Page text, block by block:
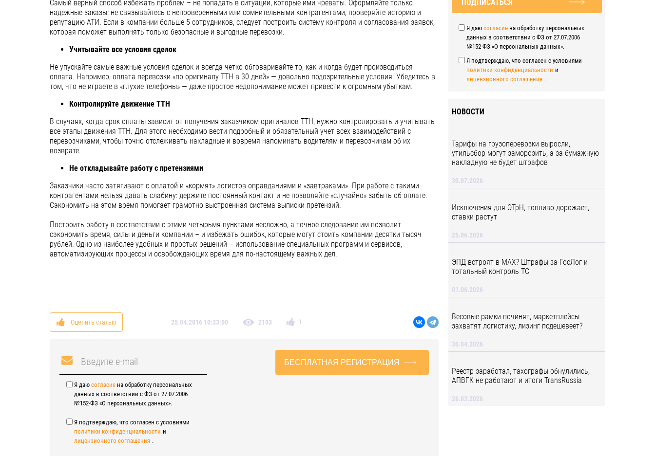
Самый верный способ избежать проблем – не попадать в ситуации, которые ими чреваты. Оформляйте только
надежные заказы: не связывайтесь с непроверенными или сомнительными контрагентами, проверяйте историю и
репутацию АТИ. Если в компании больше 5 сотрудников, следует построить систему контроля и согласования заявок,
которая поможет выполнять только безопасные и выгодные перевозки.
Учитывайте все условия сделок
Не упускайте самые важные условия сделок и всегда четко обговаривайте то, как и когда будет производиться
оплата. Например, оплата перевозки «по оригиналу ТТН в 30 дней» — довольно подозрительные условия. Убедитесь в
том, что не играете в «глухие телефоны» — даже простое недопонимание может привести к огромным убыткам.
Контролируйте движение ТТН
В случаях, когда срок оплаты зависит от получения заказчиком оригиналов ТТН, нужно контролировать и учитывать
все этапы движения ТТН. Для этого необходимо вести подробный и обязательный учет всех взаимодействий с
перевозчиками, чтобы точно отслеживать накладные и вовремя напоминать водителям и перевозчикам об их
возврате.
Не откладывайте работу с претензиями
Заказчики часто затягивают с оплатой и «кормят» логистов оправданиями и «завтраками». При работе с такими
контрагентами нельзя давать слабину: держите постоянный контакт и не позволяйте «случайно» забыть об оплате.
Сэкономить на этом время помогает грамотно выстроенная система выписки претензий.
Построить работу в соответствии с этими четырьмя пунктами несложно, а точное следование им позволит
сэкономить время, силы и деньги компании – и избежать ошибок, которые могут стоить компании десятки тысяч
рублей. Одно из наиболее удобных и простых решений – использование специальных программ и сервисов,
автоматизирующих процессы и освобождающих время для по-настоящему важных дел.
Оценить статью 25.04.2016 10:33:00 2103 1
БЕСПЛАТНАЯ РЕГИСТРАЦИЯ
Я даю согласие на обработку персональных
данных в соответствии с ФЗ от 27.07.2006
№152-ФЗ «О персональных данных».
Я подтверждаю, что согласен с условиями
политики конфиденциальности и
лицензионного соглашения .
ПОДПИСАТЬСЯ
Я даю согласие на обработку персональных
данных в соответствии с ФЗ от 27.07.2006
№152-ФЗ «О персональных данных».
Я подтверждаю, что согласен с условиями
политики конфиденциальности и
лицензионного соглашения .
НОВОСТИ
Тарифы на грузоперевозки выросли,
утильсбор могут заморозить, а за бумажную
накладную не будет штрафов
30.07.2026
Исключения для ЭТрН, топливо дорожает,
ставки растут
25.06.2026
ЭПД встроят в MAX? Штрафы за ГосЛог и
тотальный контроль ТС
01.06.2026
Весовые рамки починят, маркетплейсы
захватят логистику, лизинг подешевеет?
30.04.2026
Реестр заработал, тахографы обнулились,
АПВГК не работают и итоги TransRussia
26.03.2026